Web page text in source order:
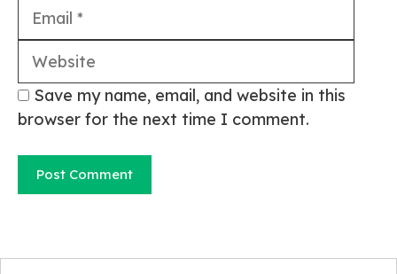
Save my name, email, and website in this
browser for the next time I comment.